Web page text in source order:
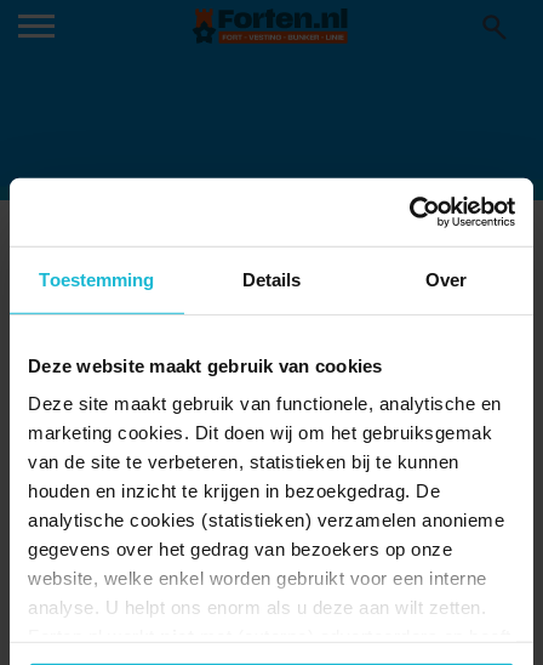
Toestemming Details Over
Deze website maakt gebruik van cookies
Deze site maakt gebruik van functionele, analytische en
marketing cookies. Dit doen wij om het gebruiksgemak
van de site te verbeteren, statistieken bij te kunnen
houden en inzicht te krijgen in bezoekgedrag. De
analytische cookies (statistieken) verzamelen anonieme
gegevens over het gedrag van bezoekers op onze
website, welke enkel worden gebruikt voor een interne
analyse. U helpt ons enorm als u deze aan wilt zetten.